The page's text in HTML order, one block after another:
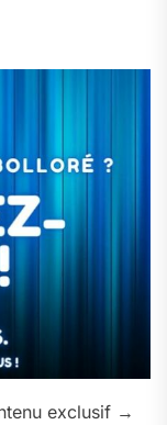
exclusif →